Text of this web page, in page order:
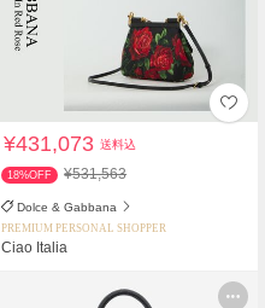
¥431,073送料込
18%OFF ¥531,563
Dolce & Gabbana
PREMIUM PERSONAL SHOPPER
Ciao Italia